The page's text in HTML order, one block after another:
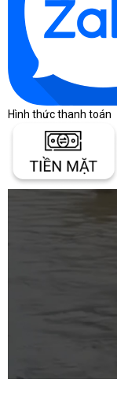
Hình thức thanh toán